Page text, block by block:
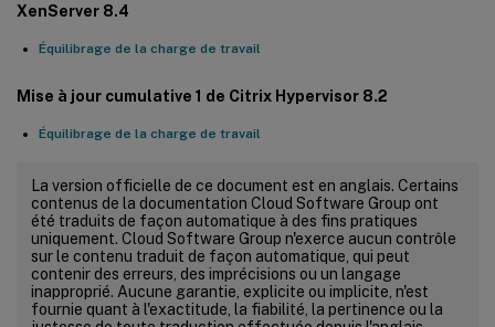
XenServer 8.4
Équilibrage de la charge de travail
Mise à jour cumulative 1 de Citrix Hypervisor 8.2
Équilibrage de la charge de travail
La version officielle de ce document est en anglais. Certains
contenus de la documentation Cloud Software Group ont
été traduits de façon automatique à des fins pratiques
uniquement. Cloud Software Group n'exerce aucun contrôle
sur le contenu traduit de façon automatique, qui peut
contenir des erreurs, des imprécisions ou un langage
inapproprié. Aucune garantie, explicite ou implicite, n'est
fournie quant à l'exactitude, la fiabilité, la pertinence ou la